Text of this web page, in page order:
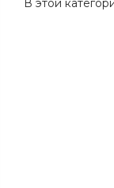
В этой